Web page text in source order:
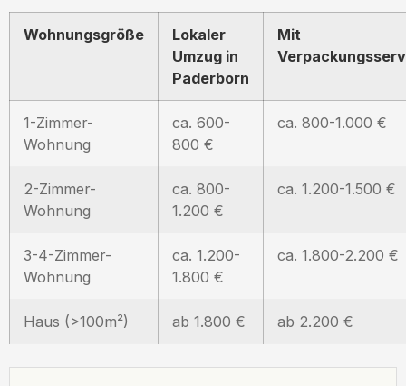
Wohnungsgröße
Lokaler
Umzug in
Paderborn
Mit
1-Zimmer-
Wohnung
ca. 600-
800 €
ca. 800-1.000 €
2-Zimmer-
Wohnung
ca. 800-
1.200 €
ca. 1.200-1.500 €
3-4-Zimmer-
Wohnung
ca. 1.200-
1.800 €
ca. 1.800-2.200 €
Haus (>100m²) ab 1.800 € ab 2.200 €